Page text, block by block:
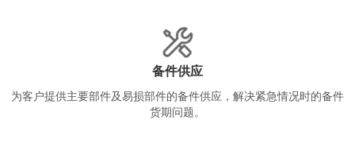
备件供应
为客户提供主要部件及易损部件的备件供应，解决紧急情况时的备件
货期问题。